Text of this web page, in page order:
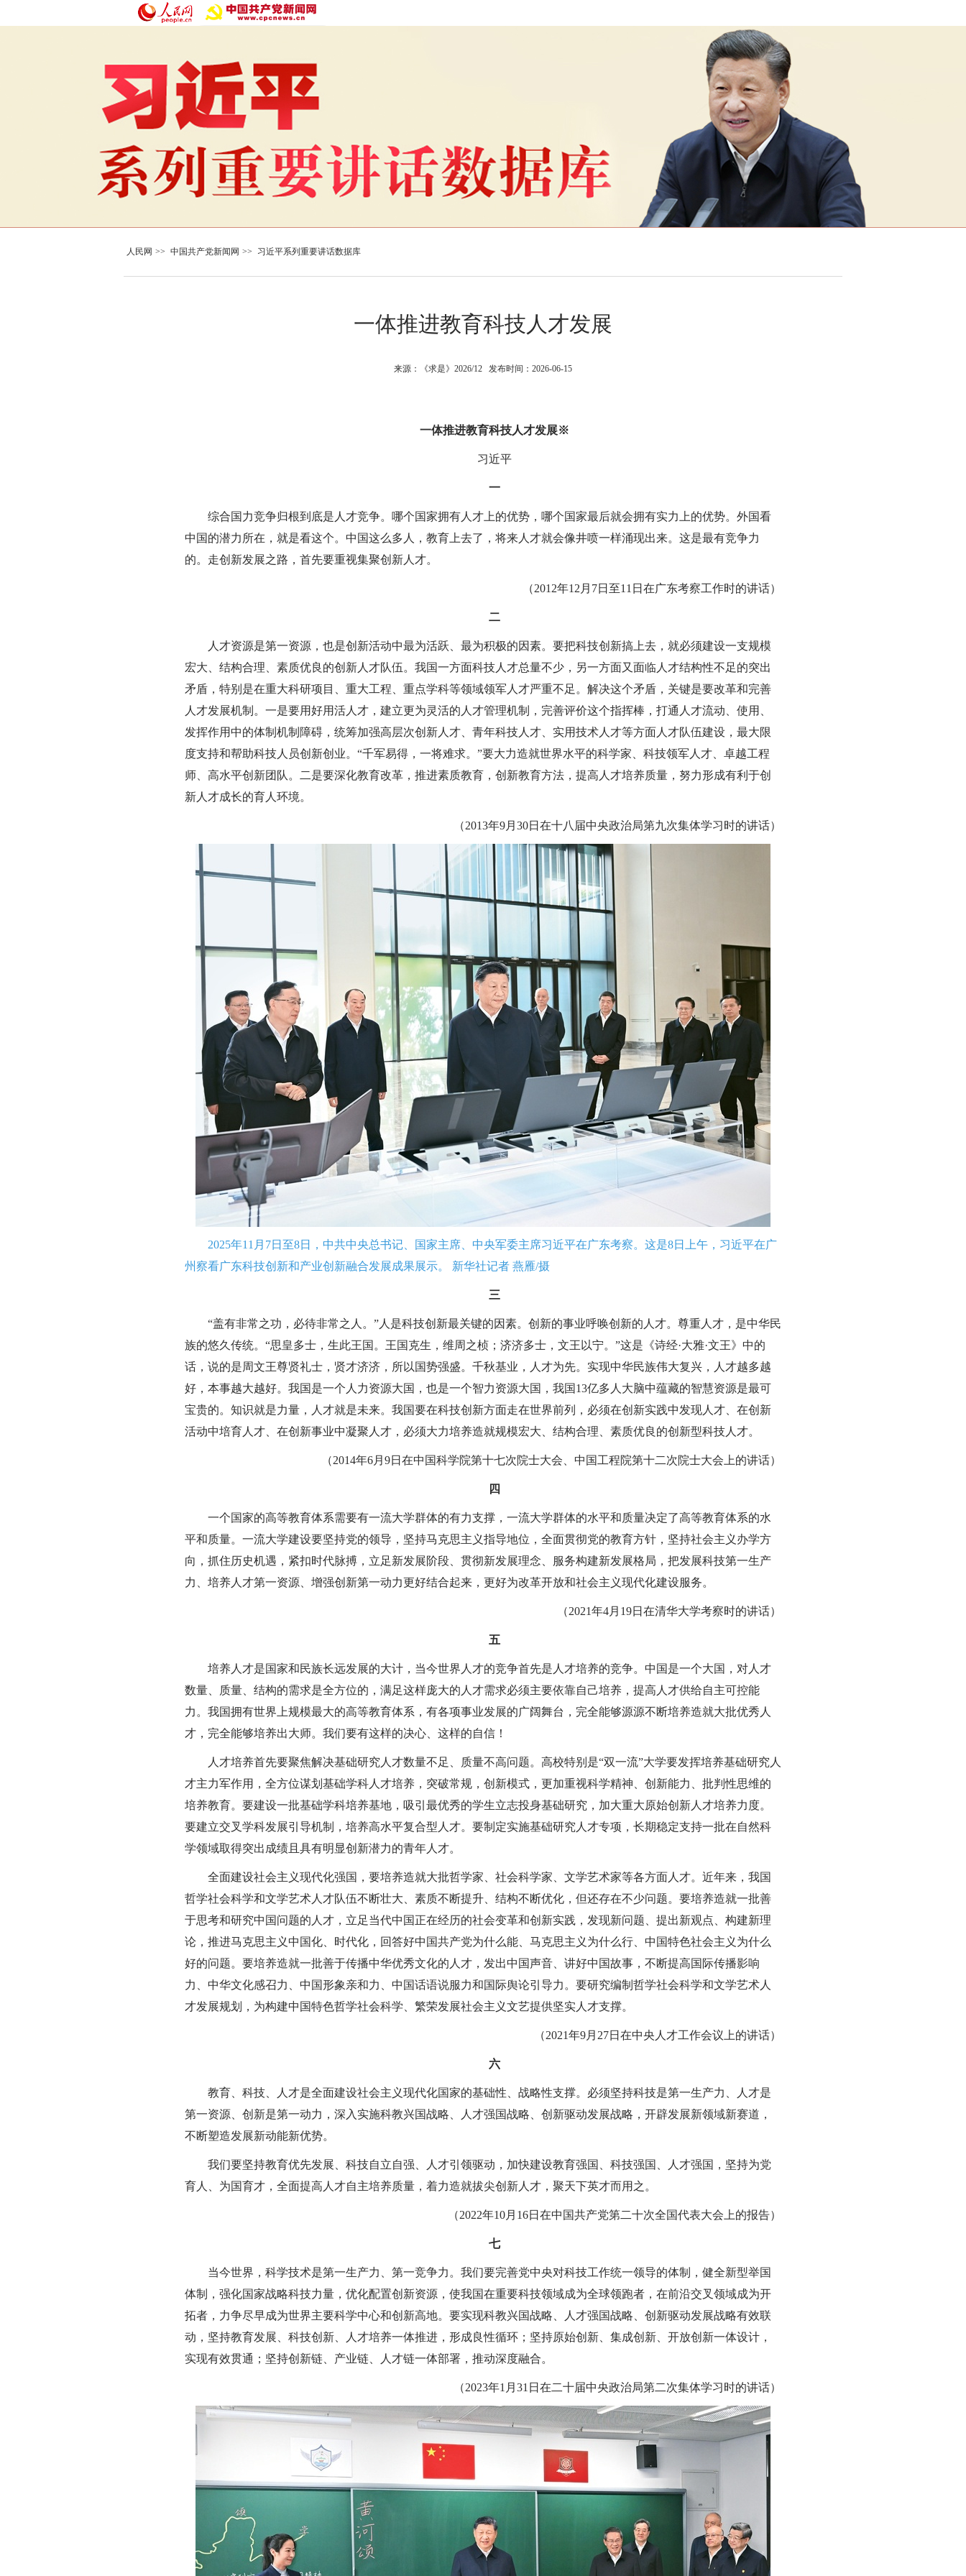
人民网 >> 中国共产党新闻网 >> 习近平系列重要讲话数据库
一体推进教育科技人才发展
来源：《求是》2026/12 发布时间：2026-06-15
一体推进教育科技人才发展※
习近平
一
综合国力竞争归根到底是人才竞争。哪个国家拥有人才上的优势，哪个国家最后就会拥有实力上的优势。外国看
中国的潜力所在，就是看这个。中国这么多人，教育上去了，将来人才就会像井喷一样涌现出来。这是最有竞争力
的。走创新发展之路，首先要重视集聚创新人才。
（2012年12月7日至11日在广东考察工作时的讲话）
二
人才资源是第一资源，也是创新活动中最为活跃、最为积极的因素。要把科技创新搞上去，就必须建设一支规模
宏大、结构合理、素质优良的创新人才队伍。我国一方面科技人才总量不少，另一方面又面临人才结构性不足的突出
矛盾，特别是在重大科研项目、重大工程、重点学科等领域领军人才严重不足。解决这个矛盾，关键是要改革和完善
人才发展机制。一是要用好用活人才，建立更为灵活的人才管理机制，完善评价这个指挥棒，打通人才流动、使用、
发挥作用中的体制机制障碍，统筹加强高层次创新人才、青年科技人才、实用技术人才等方面人才队伍建设，最大限
度支持和帮助科技人员创新创业。“千军易得，一将难求。”要大力造就世界水平的科学家、科技领军人才、卓越工程
师、高水平创新团队。二是要深化教育改革，推进素质教育，创新教育方法，提高人才培养质量，努力形成有利于创
新人才成长的育人环境。
（2013年9月30日在十八届中央政治局第九次集体学习时的讲话）
2025年11月7日至8日，中共中央总书记、国家主席、中央军委主席习近平在广东考察。这是8日上午，习近平在广
州察看广东科技创新和产业创新融合发展成果展示。 新华社记者 燕雁/摄
三
“盖有非常之功，必待非常之人。”人是科技创新最关键的因素。创新的事业呼唤创新的人才。尊重人才，是中华民
族的悠久传统。“思皇多士，生此王国。王国克生，维周之桢；济济多士，文王以宁。”这是《诗经·大雅·文王》中的
话，说的是周文王尊贤礼士，贤才济济，所以国势强盛。千秋基业，人才为先。实现中华民族伟大复兴，人才越多越
好，本事越大越好。我国是一个人力资源大国，也是一个智力资源大国，我国13亿多人大脑中蕴藏的智慧资源是最可
宝贵的。知识就是力量，人才就是未来。我国要在科技创新方面走在世界前列，必须在创新实践中发现人才、在创新
活动中培育人才、在创新事业中凝聚人才，必须大力培养造就规模宏大、结构合理、素质优良的创新型科技人才。
（2014年6月9日在中国科学院第十七次院士大会、中国工程院第十二次院士大会上的讲话）
四
一个国家的高等教育体系需要有一流大学群体的有力支撑，一流大学群体的水平和质量决定了高等教育体系的水
平和质量。一流大学建设要坚持党的领导，坚持马克思主义指导地位，全面贯彻党的教育方针，坚持社会主义办学方
向，抓住历史机遇，紧扣时代脉搏，立足新发展阶段、贯彻新发展理念、服务构建新发展格局，把发展科技第一生产
力、培养人才第一资源、增强创新第一动力更好结合起来，更好为改革开放和社会主义现代化建设服务。
（2021年4月19日在清华大学考察时的讲话）
五
培养人才是国家和民族长远发展的大计，当今世界人才的竞争首先是人才培养的竞争。中国是一个大国，对人才
数量、质量、结构的需求是全方位的，满足这样庞大的人才需求必须主要依靠自己培养，提高人才供给自主可控能
力。我国拥有世界上规模最大的高等教育体系，有各项事业发展的广阔舞台，完全能够源源不断培养造就大批优秀人
才，完全能够培养出大师。我们要有这样的决心、这样的自信！
人才培养首先要聚焦解决基础研究人才数量不足、质量不高问题。高校特别是“双一流”大学要发挥培养基础研究人
才主力军作用，全方位谋划基础学科人才培养，突破常规，创新模式，更加重视科学精神、创新能力、批判性思维的
培养教育。要建设一批基础学科培养基地，吸引最优秀的学生立志投身基础研究，加大重大原始创新人才培养力度。
要建立交叉学科发展引导机制，培养高水平复合型人才。要制定实施基础研究人才专项，长期稳定支持一批在自然科
学领域取得突出成绩且具有明显创新潜力的青年人才。
全面建设社会主义现代化强国，要培养造就大批哲学家、社会科学家、文学艺术家等各方面人才。近年来，我国
哲学社会科学和文学艺术人才队伍不断壮大、素质不断提升、结构不断优化，但还存在不少问题。要培养造就一批善
于思考和研究中国问题的人才，立足当代中国正在经历的社会变革和创新实践，发现新问题、提出新观点、构建新理
论，推进马克思主义中国化、时代化，回答好中国共产党为什么能、马克思主义为什么行、中国特色社会主义为什么
好的问题。要培养造就一批善于传播中华优秀文化的人才，发出中国声音、讲好中国故事，不断提高国际传播影响
力、中华文化感召力、中国形象亲和力、中国话语说服力和国际舆论引导力。要研究编制哲学社会科学和文学艺术人
才发展规划，为构建中国特色哲学社会科学、繁荣发展社会主义文艺提供坚实人才支撑。
（2021年9月27日在中央人才工作会议上的讲话）
六
教育、科技、人才是全面建设社会主义现代化国家的基础性、战略性支撑。必须坚持科技是第一生产力、人才是
第一资源、创新是第一动力，深入实施科教兴国战略、人才强国战略、创新驱动发展战略，开辟发展新领域新赛道，
不断塑造发展新动能新优势。
我们要坚持教育优先发展、科技自立自强、人才引领驱动，加快建设教育强国、科技强国、人才强国，坚持为党
育人、为国育才，全面提高人才自主培养质量，着力造就拔尖创新人才，聚天下英才而用之。
（2022年10月16日在中国共产党第二十次全国代表大会上的报告）
七
当今世界，科学技术是第一生产力、第一竞争力。我们要完善党中央对科技工作统一领导的体制，健全新型举国
体制，强化国家战略科技力量，优化配置创新资源，使我国在重要科技领域成为全球领跑者，在前沿交叉领域成为开
拓者，力争尽早成为世界主要科学中心和创新高地。要实现科教兴国战略、人才强国战略、创新驱动发展战略有效联
动，坚持教育发展、科技创新、人才培养一体推进，形成良性循环；坚持原始创新、集成创新、开放创新一体设计，
实现有效贯通；坚持创新链、产业链、人才链一体部署，推动深度融合。
（2023年1月31日在二十届中央政治局第二次集体学习时的讲话）